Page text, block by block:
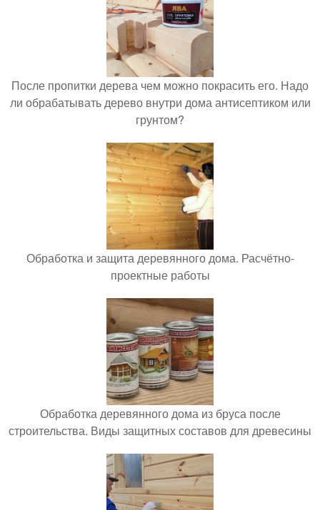
После пропитки дерева чем можно покрасить его. Надо
ли обрабатывать дерево внутри дома антисептиком или
грунтом?
Обработка и защита деревянного дома. Расчётно-
проектные работы
Обработка деревянного дома из бруса после
строительства. Виды защитных составов для древесины